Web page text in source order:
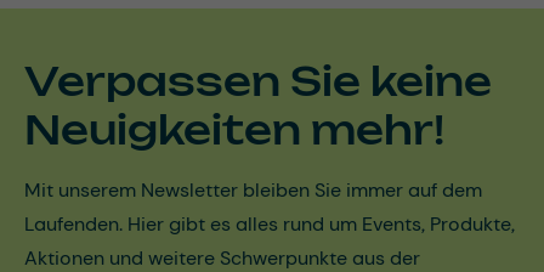
Verpassen Sie keine
Neuigkeiten mehr!
Mit unserem Newsletter bleiben Sie immer auf dem
Laufenden. Hier gibt es alles rund um Events, Produkte,
Aktionen und weitere Schwerpunkte aus der